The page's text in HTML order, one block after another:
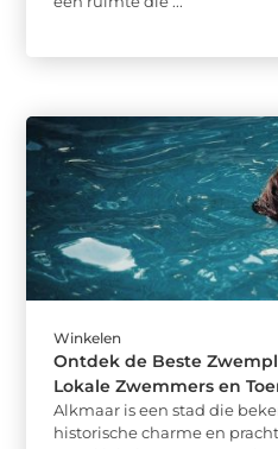
Winkelen
Ontdek de Beste
Lokale Zwemmers en
Alkmaar is een stad die
historische charme en